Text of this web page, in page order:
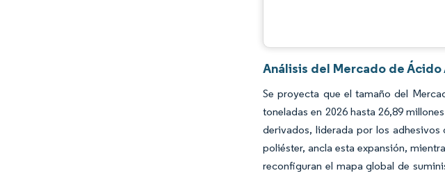
Análisis del Mercado de
Se proyecta que el tamaño del
toneladas en 2026 hasta 26,89
derivados, liderada por los
poliéster, ancla esta expansión,
reconfiguran el mapa global de